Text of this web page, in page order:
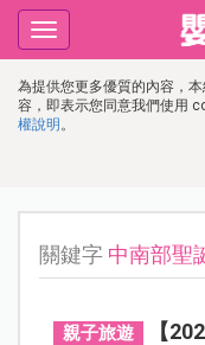
為提供您更多優質的內容，
容，即表示您同意我們使用
權說明 。
Toggle
navigation
關鍵字 中南部聖
親子旅遊
【